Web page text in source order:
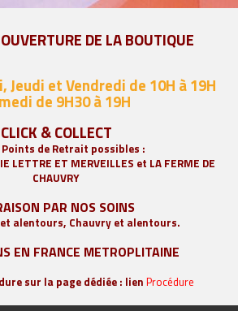
DE LA BOUTIQUE
Jeudi et Vendredi de 10H à 19H
de 9H30 à 19H
CLICK & COLLECT
Points de Retrait possibles :
LETTRE ET MERVEILLES et LA FERME DE
CHAUVRY
PAR NOS SOINS
alentours, Chauvry et alentours.
EN FRANCE METROPLITAINE
sur la page dédiée : lien Procédure